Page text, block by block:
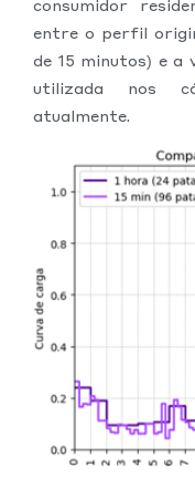
consumidor
entre o perfil
de 15 minutos) e a
utilizada nos
atualmente.